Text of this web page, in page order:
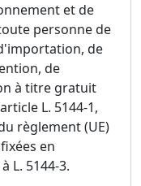
et de
personne de
de
de
à titre gratuit
L. 5144-1,
règlement (UE)
en
L. 5144-3.